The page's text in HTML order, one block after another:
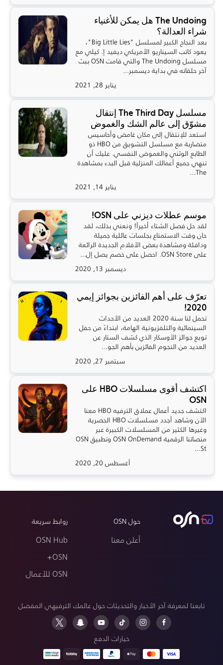
The Undoing هل يمكن للأغنياء
شراء العدالة؟
بعد النجاح الكبير لمسلسل "Big Little Lies"،
يعود كاتب السيناريو الأمريكي ديفيد إ. كيلي مع
مسلسل The Undoing والتي قامت OSN ببث
آخر حلقاته في بداية ديسمبر...
يناير 28, 2021
مسلسل The Third Day إنتقال
مشوّق إلى عالم الشك والغموض
استعد للإنتقال إلى مكان غامض وأحاسيس
متضاربة مع مسلسل التشويق من HBO ذو
الطابع الوثني والغموض النفسي. عليك أن
تنهي جميع أعمالك المنزلية قبل البدء بمشاهدة
The...
يناير 14, 2021
موسم عطلات ديزني على OSN!
لقد حل فصل الشتاء أخيراً! ونعني بذلك، لقد
حان وقت الاستمتاع بجلسات عائلية جميلة
ودافئة ومشاهدة بعض الأفلام الجديدة الرائعة
على OSN Store. احصل على خصم يصل إل...
ديسمبر 13, 2020
تعرّف على أهم الفائزين بجوائز إيمي
2020!
تحمل لنا سنة 2020 العديد من الأحداث
السينمائية والتلفزيونية الهامة، ابتداءً من حفل
تويع جوائز الأوسكار الذي كشف الستار عن
العديد من النجوم الفائزين بأهم الجو...
سبتمبر 27, 2020
اكتشف أقوى مسلسلات HBO على
OSN
اكتشف جديد أعمال عملاق الترفيه HBO معنا
الآن وشاهد أجدد مسلسلات HBO الحصرية
وغيرها الكثير من المسلسلات الكبيرة عبر
منصاتنا الرقمية OSN OnDemand وتطبيق OSN
St...
أغسطس 20, 2020
حول OSN
أعلن معنا
روابط سريعة
OSN Hub
OSN+
OSN للأعمال
تابعنا لمعرفة آخر الأخبار والتحديثات حول عالمك الترفيهي المفضل
خيارات الدفع